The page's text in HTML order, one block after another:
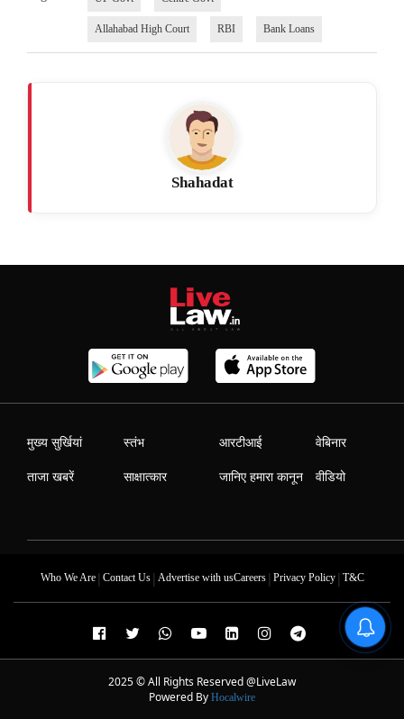
Allahabad High Court RBI Bank Loans
Shahadat
मुख्य सुर्खियां
ताजा खबरें
स्तंभ
साक्षात्कार
आरटीआई
जानिए हमारा कानून
वेबिनार
वीडियो
Who We Are| Contact Us| Advertise with usCareers| Privacy Policy| T&C
2025 © All Rights Reserved @LiveLaw
Powered By Hocalwire